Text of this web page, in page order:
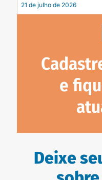
21 de julho de 2026
e
Deixe